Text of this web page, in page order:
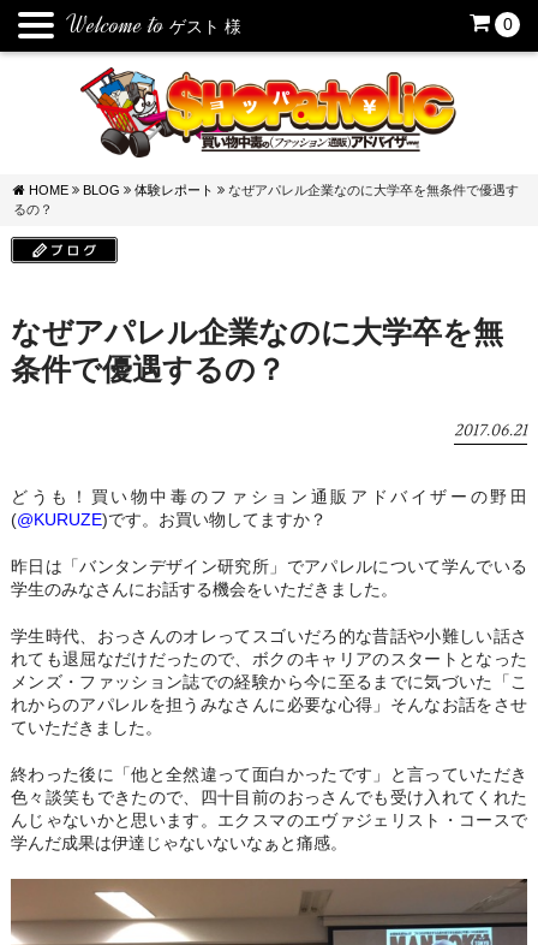
Welcome to ゲスト 様 0
HOME BLOG 体験レポート
なぜアパレル企業なのに大学卒を無条件で優遇す
るの？
なぜアパレル企業なのに大学卒を無
条件で優遇するの？
2017.06.21
どうも！買い物中毒のファション通販アドバイザーの野田
(@KURUZE)です。お買い物してますか？
昨日は「バンタンデザイン研究所」でアパレルについて学んでいる
学生のみなさんにお話する機会をいただきました。
学生時代、おっさんのオレってスゴいだろ的な昔話や小難しい話さ
れても退屈なだけだったので、ボクのキャリアのスタートとなった
メンズ・ファッション誌での経験から今に至るまでに気づいた「こ
れからのアパレルを担うみなさんに必要な心得」そんなお話をさせ
ていただきました。
終わった後に「他と全然違って面白かったです」と言っていただき
色々談笑もできたので、四十目前のおっさんでも受け入れてくれた
んじゃないかと思います。エクスマのエヴァジェリスト・コースで
学んだ成果は伊達じゃないないなぁと痛感。